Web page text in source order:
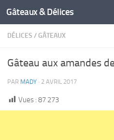
Gâteaux & Délices
DÉLICES / GÂTEAUX
Gâteau aux amandes
PAR MADY · 2 AVRIL 2017
Vues : 87 273